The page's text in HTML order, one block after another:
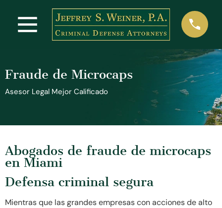
Fraude de Microcaps
Asesor Legal Mejor Calificado
Abogados de fraude de microcaps
en Miami
Defensa criminal segura
Mientras que las grandes empresas con acciones de alto